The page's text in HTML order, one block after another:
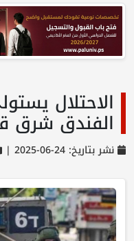
الفندق شرق
نشر بتاريخ: 24-06-2025 |